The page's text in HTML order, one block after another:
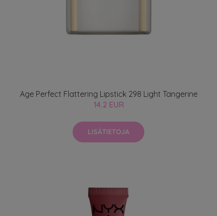
Age Perfect Flattering Lipstick 298 Light Tangerine
14.2 EUR
LISÄTIETOJA